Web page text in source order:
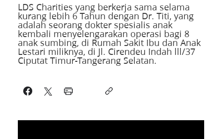
LDS Charities yang berkerja sama selama
kurang lebih 6 Tahun dengan Dr. Titi, yang
adalah seorang dokter spesialis anak
kembali menyelengarakan operasi bagi 8
anak sumbing, di Rumah Sakit Ibu dan Anak
Lestari miliknya, di Jl. Cirendeu Indah lll/37
Ciputat Timur-Tangerang Selatan.